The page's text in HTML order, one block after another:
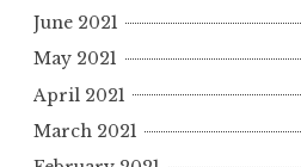
June 2021
May 2021
April 2021
March 2021